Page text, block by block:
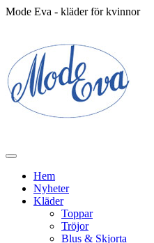
Mode Eva - kläder för kvinnor
Hem
Nyheter
Kläder
Toppar
Tröjor
Blus & Skjorta